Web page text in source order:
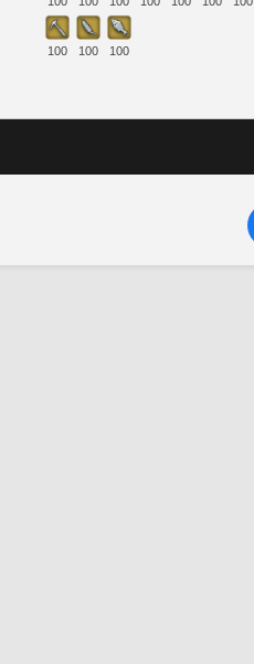
100 100 100